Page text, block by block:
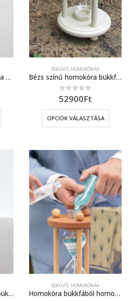
Törtfehér színű homokóra bükkfából, esküvőre
ESKÜVŐ, HOMOKÓRÁK
Bézs színű homokóra bükkfából, esküvőre
0out of 5
52900Ft
OPCIÓK VÁLASZTÁSA
Barack színű homokóra bükkfából, esküvőre
ESKÜVŐ, HOMOKÓRÁK
Homokóra bükkfából homokszertartáshoz